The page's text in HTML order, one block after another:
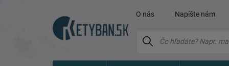
O nás Napíšte nám